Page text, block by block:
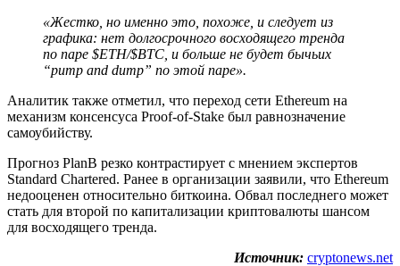
«Жестко, но именно это, похоже, и следует из
графика: нет долгосрочного восходящего тренда
по паре $ETH/$BTC, и больше не будет бычьих
“pump and dump” по этой паре».
Аналитик также отметил, что переход сети Ethereum на
механизм консенсуса Proof-of-Stake был равнозначение
самоубийству.
Прогноз PlanB резко контрастирует с мнением экспертов
Standard Chartered. Ранее в организации заявили, что Ethereum
недооценен относительно биткоина. Обвал последнего может
стать для второй по капитализации криптовалюты шансом
для восходящего тренда.
Источник: cryptonews.net